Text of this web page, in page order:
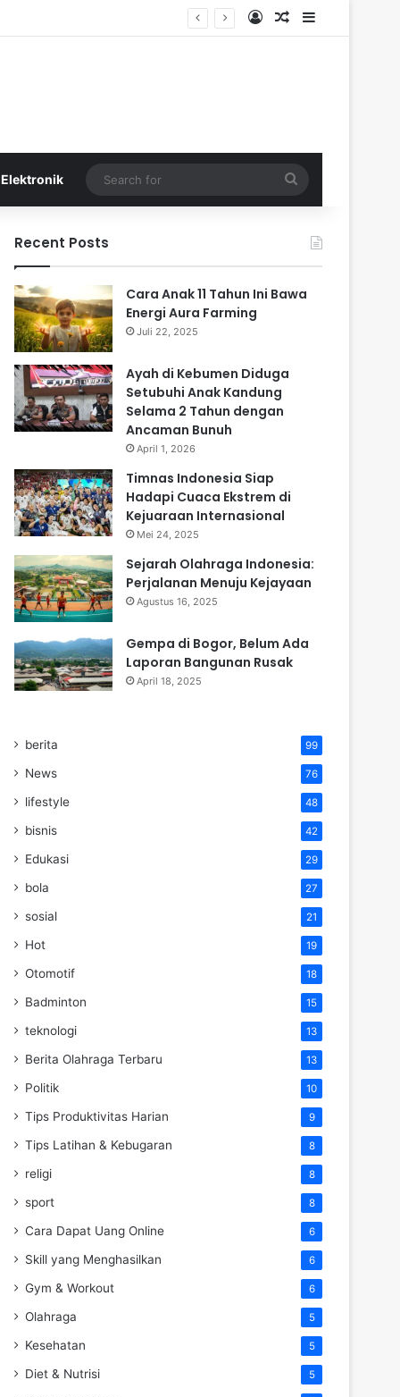
Log InRandom Article
Sidebar
Elektronik
for
Recent Posts
Cara Anak 11 Tahun Ini Bawa
Energi Aura Farming
Juli 22, 2025
Ayah di Kebumen Diduga
Setubuhi Anak Kandung
Selama 2 Tahun dengan
Ancaman Bunuh
April 1, 2026
Timnas Indonesia Siap
Hadapi Cuaca Ekstrem di
Kejuaraan Internasional
Mei 24, 2025
Sejarah Olahraga Indonesia:
Perjalanan Menuju Kejayaan
Agustus 16, 2025
Gempa di Bogor, Belum Ada
Laporan Bangunan Rusak
April 18, 2025
berita 99
News 76
lifestyle 48
bisnis 42
Edukasi 29
bola 27
sosial 21
Hot 19
Otomotif 18
Badminton 15
teknologi 13
Berita Olahraga Terbaru 13
Politik 10
Tips Produktivitas Harian 9
Tips Latihan & Kebugaran 8
religi 8
sport 8
Cara Dapat Uang Online 6
Skill yang Menghasilkan 6
Gym & Workout 6
Olahraga 5
Kesehatan 5
Diet & Nutrisi 5